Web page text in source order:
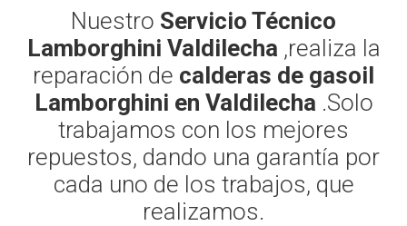
Nuestro Servicio Técnico
Lamborghini Valdilecha ,realiza la
reparación de calderas de gasoil
Lamborghini en Valdilecha .Solo
trabajamos con los mejores
repuestos, dando una garantía por
cada uno de los trabajos, que
realizamos.